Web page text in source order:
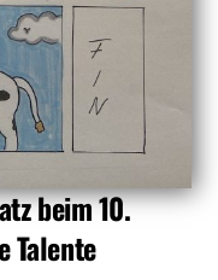
beim 10.
Talente